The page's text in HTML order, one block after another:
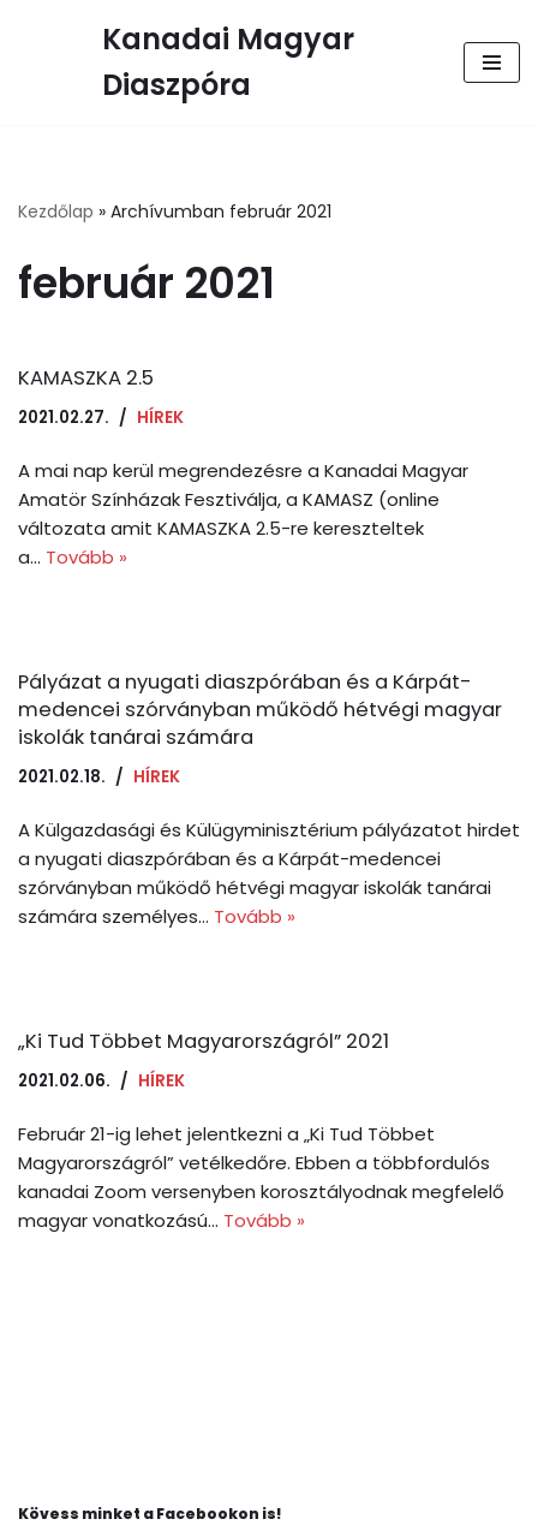
Kanadai Magyar
Diaszpóra
Kezdőlap » Archívumban február 2021
február 2021
KAMASZKA 2.5
2021.02.27. HÍREK
A mai nap kerül megrendezésre a Kanadai Magyar
Amatör Színházak Fesztiválja, a KAMASZ (online
változata amit KAMASZKA 2.5-re kereszteltek
a… Tovább »
Pályázat a nyugati diaszpórában és a Kárpát-
medencei szórványban működő hétvégi magyar
iskolák tanárai számára
2021.02.18. HÍREK
A Külgazdasági és Külügyminisztérium pályázatot hirdet
a nyugati diaszpórában és a Kárpát-medencei
szórványban működő hétvégi magyar iskolák tanárai
számára személyes… Tovább »
„Ki Tud Többet Magyarországról” 2021
2021.02.06. HÍREK
Február 21-ig lehet jelentkezni a „Ki Tud Többet
Magyarországról” vetélkedőre. Ebben a többfordulós
kanadai Zoom versenyben korosztályodnak megfelelő
magyar vonatkozású… Tovább »
Kövess minket a Facebookon is!